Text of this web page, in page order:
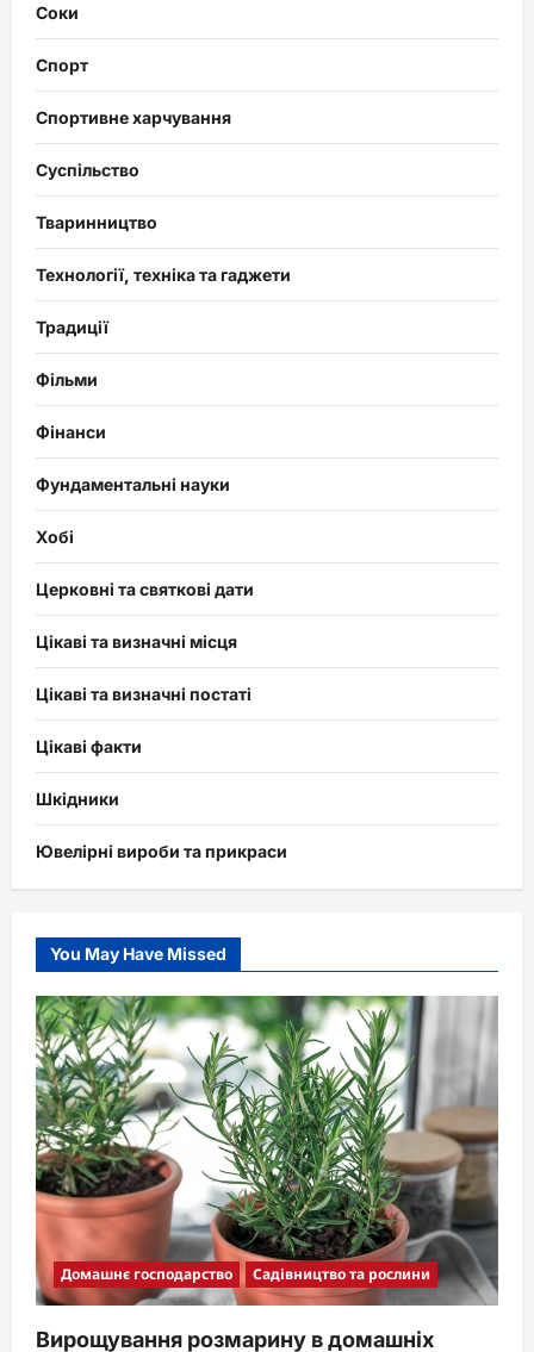
Соки
Спорт
Спортивне харчування
Суспільство
Тваринництво
Технології, техніка та гаджети
Традиції
Фільми
Фінанси
Фундаментальні науки
Хобі
Церковні та святкові дати
Цікаві та визначні місця
Цікаві та визначні постаті
Цікаві факти
Шкідники
Ювелірні вироби та прикраси
You May Have Missed
Домашнє господарство Садівництво та рослини
Вирощування розмарину в домашніх